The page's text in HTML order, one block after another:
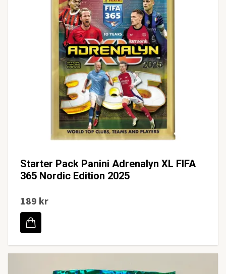
Starter Pack Panini Adrenalyn XL FIFA
365 Nordic Edition 2025
189 kr